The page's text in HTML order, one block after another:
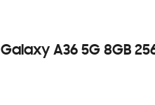
Galaxy A36 5G 8GB